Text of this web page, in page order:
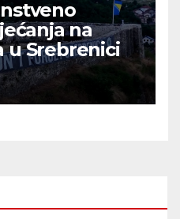
na
u Srebrenici